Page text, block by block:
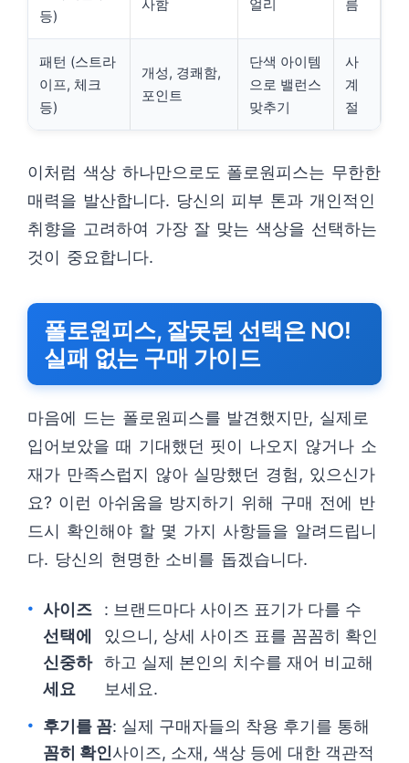
등)
사함
얼리
름
패턴 (스트라
이프, 체크
등)
개성, 경쾌함,
포인트
단색 아이템
으로 밸런스
맞추기
사
계
절
이처럼 색상 하나만으로도 폴로원피스는 무한한
매력을 발산합니다. 당신의 피부 톤과 개인적인
취향을 고려하여 가장 잘 맞는 색상을 선택하는
것이 중요합니다.
폴로원피스, 잘못된 선택은 NO!
실패 없는 구매 가이드
마음에 드는 폴로원피스를 발견했지만, 실제로
입어보았을 때 기대했던 핏이 나오지 않거나 소
재가 만족스럽지 않아 실망했던 경험, 있으신가
요? 이런 아쉬움을 방지하기 위해 구매 전에 반
드시 확인해야 할 몇 가지 사항들을 알려드립니
다. 당신의 현명한 소비를 돕겠습니다.
사이즈
선택에
신중하
세요
: 브랜드마다 사이즈 표기가 다를 수
있으니, 상세 사이즈 표를 꼼꼼히 확인
하고 실제 본인의 치수를 재어 비교해
보세요.
후기를 꼼
꼼히 확인
: 실제 구매자들의 착용 후기를 통해
사이즈, 소재, 색상 등에 대한 객관적